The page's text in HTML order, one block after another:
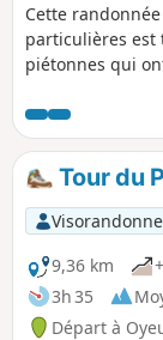
Cette
particulières est
piétonnes qui
le dénivelé. En
Chemin du
Compostelle
Paladru et le
sympathiques
différentes vues
tranquillité de la
partagées au
l'autre sens
Tour du
9,36 km
3h 35
Départ à